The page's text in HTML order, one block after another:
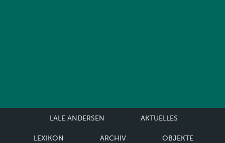
LALE ANDERSEN AKTUELLES
LEXIKON ARCHIV OBJEKTE